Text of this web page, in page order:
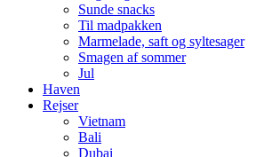
Sunde snacks
Til madpakken
Marmelade, saft og syltesager
Smagen af sommer
Jul
Haven
Rejser
Vietnam
Bali
Dubai